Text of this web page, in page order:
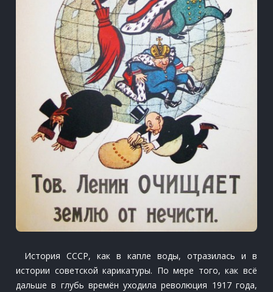
История СССР, как в капле воды, отразилась и в
истории советской карикатуры. По мере того, как всё
дальше в глубь времён уходила революция 1917 года,